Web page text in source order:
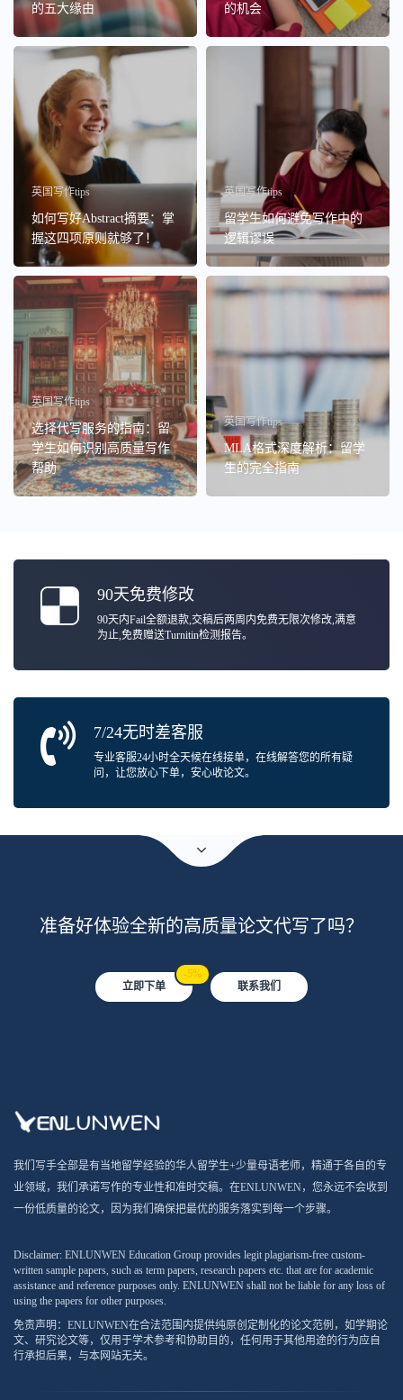
的五大缘由
的机会
英国写作tips
如何写好Abstract摘要：掌
握这四项原则就够了！
英国写作tips
留学生如何避免写作中的
逻辑谬误
英国写作tips
选择代写服务的指南：留
学生如何识别高质量写作
帮助
英国写作tips
MLA格式深度解析：留学
生的完全指南
90天免费修改
90天内Fail全额退款,交稿后两周内免费无限次修改,满意
为止,免费赠送Turnitin检测报告。
7/24无时差客服
专业客服24小时全天候在线接单，在线解答您的所有疑
问，让您放心下单，安心收论文。
准备好体验全新的高质量论文代写了吗？
立即下单
-5%
联系我们
我们写手全部是有当地留学经验的华人留学生+少量母语老师，精通于各自的专
业领域，我们承诺写作的专业性和准时交稿。在ENLUNWEN，您永远不会收到
一份低质量的论文，因为我们确保把最优的服务落实到每一个步骤。
Disclaimer: ENLUNWEN Education Group provides legit plagiarism-free custom-
written sample papers, such as term papers, research papers etc. that are for academic
assistance and reference purposes only. ENLUNWEN shall not be liable for any loss of
using the papers for other purposes.
免责声明：ENLUNWEN在合法范围内提供纯原创定制化的论文范例，如学期论
文、研究论文等，仅用于学术参考和协助目的，任何用于其他用途的行为应自
行承担后果，与本网站无关。